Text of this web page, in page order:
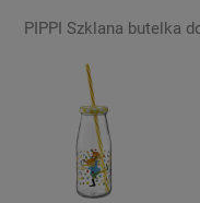
PIPPI Szklana butelka